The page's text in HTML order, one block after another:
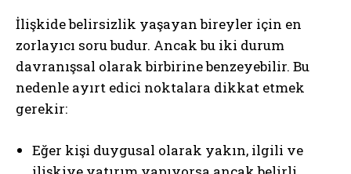
İlişkide belirsizlik yaşayan bireyler için en
zorlayıcı soru budur. Ancak bu iki durum
davranışsal olarak birbirine benzeyebilir. Bu
nedenle ayırt edici noktalara dikkat etmek
gerekir:
Eğer kişi duygusal olarak yakın, ilgili ve